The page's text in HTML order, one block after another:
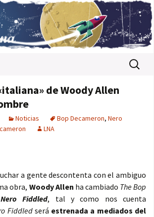
Buscar:
de Woody Allen
Noticias Bop Decameron, Nero
LNA
a gente descontenta con el ambiguo
obra, Woody Allen ha cambiado The Bop
Nero Fiddled, tal y como nos cuenta
Fiddledserá estrenada a mediados del